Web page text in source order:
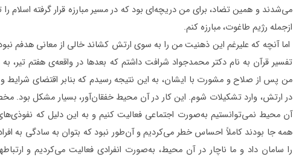
می‌شدند و همین تضاد، برای من دریچه‌ای بود که در مسیر مبارزه قرار گرفته اسلام را
ازجمله رژیم طاغوت، مبارزه کنم.
اما آنچه که علیرغم این ذهنیت من را به سوی ارتش کشاند خالی از معانی هدفم
تفسیر قرآن به نام دکتر محمدجواد شرافت داشتم که بعدها در واقعه‌ی هفتم تیر،
من پس از صلاح و مشورت با ایشان، به این نتیجه رسیدم که بنابر اقتضای شرایط
در ارتش، وارد تشکیلات شوم. این کار در آن محیط خفقان‌آور، بسیار مشکل بود.
آن محیط نمی‌توانستیم به‌صورت اجتماعی فعالیت کنیم و به این دلیل که
همه جا بودند کاملاً احساس خطر می‌کردیم و آن‌طور نبود که بتوان به سادگی به
را سامان داد و ما ناچار در آن محیط، به‌صورت انفرادی فعالیت می‌کردیم و